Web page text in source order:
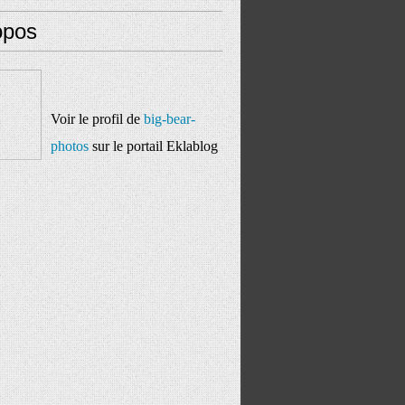
Voir le profil debig-bear-
photossur le portail Eklablog